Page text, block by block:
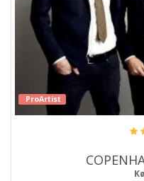
ProArtist